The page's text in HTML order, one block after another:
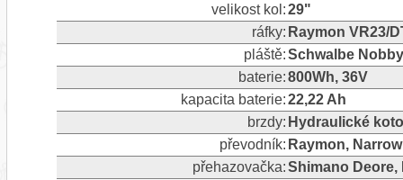
velikost kol:29"
ráfky: Raymon VR23/
pláště:Schwalbe
baterie:800Wh, 36V
kapacita baterie:22,22 Ah
brzdy: Hydraulické
převodník: Raymon,
přehazovačka:Shimano Deore,